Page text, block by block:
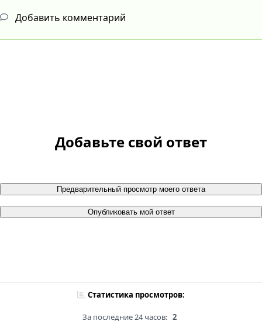
Добавить комментарий
Добавьте свой ответ
Предварительный просмотр моего ответа
Опубликовать мой ответ
Статистика просмотров:
За последние 24 часов: 2